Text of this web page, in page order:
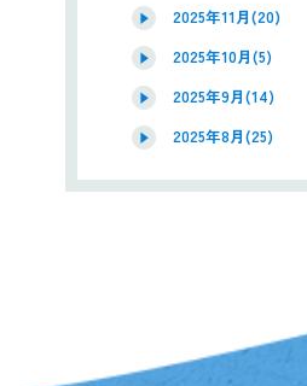
2025年11月(20)
2025年10月(5)
2025年9月(14)
2025年8月(25)